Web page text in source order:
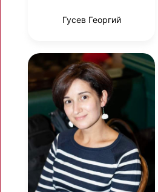
Гусев Георгий